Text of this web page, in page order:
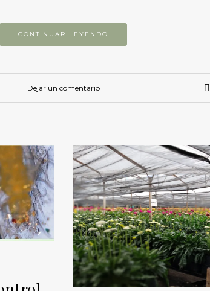
CONTINUAR LEYENDO
Dejar un comentario